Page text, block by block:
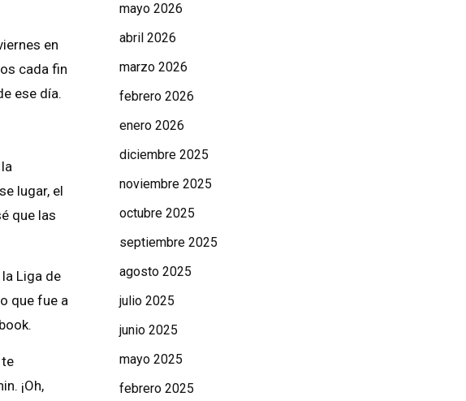
en
cada fin
ese día.
lugar, el
que las
Liga de
que fue a
te
¡Oh,
mayo 2026
abril 2026
marzo 2026
febrero 2026
enero 2026
diciembre 2025
noviembre 2025
octubre 2025
septiembre 2025
agosto 2025
julio 2025
junio 2025
mayo 2025
febrero 2025